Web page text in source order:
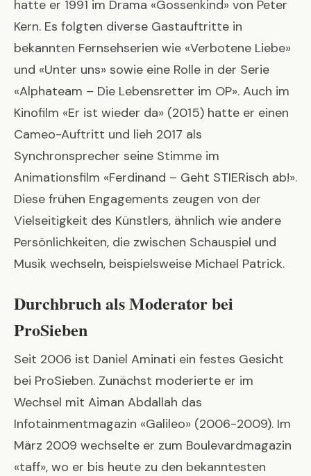
hatte er 1991 im Drama «Gossenkind» von Peter
Kern. Es folgten diverse Gastauftritte in
bekannten Fernsehserien wie «Verbotene Liebe»
und «Unter uns» sowie eine Rolle in der Serie
«Alphateam – Die Lebensretter im OP». Auch im
Kinofilm «Er ist wieder da» (2015) hatte er einen
Cameo-Auftritt und lieh 2017 als
Synchronsprecher seine Stimme im
Animationsfilm «Ferdinand – Geht STIERisch ab!».
Diese frühen Engagements zeugen von der
Vielseitigkeit des Künstlers, ähnlich wie andere
Persönlichkeiten, die zwischen Schauspiel und
Musik wechseln, beispielsweise Michael Patrick.
Durchbruch als Moderator bei
ProSieben
Seit 2006 ist Daniel Aminati ein festes Gesicht
bei ProSieben. Zunächst moderierte er im
Wechsel mit Aiman Abdallah das
Infotainmentmagazin «Galileo» (2006-2009). Im
März 2009 wechselte er zum Boulevardmagazin
«taff», wo er bis heute zu den bekanntesten